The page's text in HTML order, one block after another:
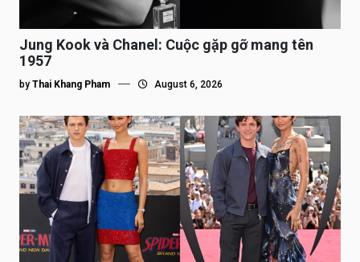
Jung Kook và Chanel: Cuộc gặp gỡ mang tên
1957
by Thai Khang Pham August 6, 2026